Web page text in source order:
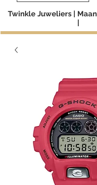
Twinkle Juweliers |